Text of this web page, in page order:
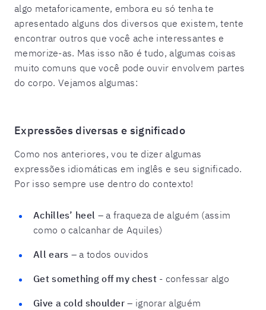
algo metaforicamente, embora eu só tenha te
apresentado alguns dos diversos que existem, tente
encontrar outros que você ache interessantes e
memorize-as. Mas isso não é tudo, algumas coisas
muito comuns que você pode ouvir envolvem partes
do corpo. Vejamos algumas:
Expressões diversas e significado
Como nos anteriores, vou te dizer algumas
expressões idiomáticas em inglês e seu significado.
Por isso sempre use dentro do contexto!
Achilles’ heel – a fraqueza de alguém (assim
como o calcanhar de Aquiles)
All ears – a todos ouvidos
Get something off my chest - confessar algo
Give a cold shoulder – ignorar alguém